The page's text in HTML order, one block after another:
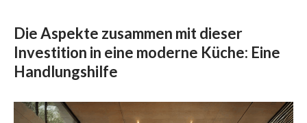
Die Aspekte zusammen mit dieser
Investition in eine moderne Küche: Eine
Handlungshilfe